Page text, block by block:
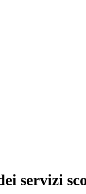
servizi